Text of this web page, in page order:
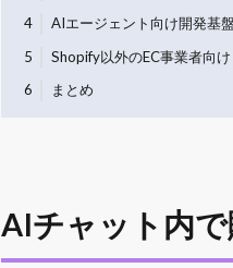
4
AIエージェント向け開発基
5
Shopify以外のEC事業者向け
6
まとめ
AIチャット内